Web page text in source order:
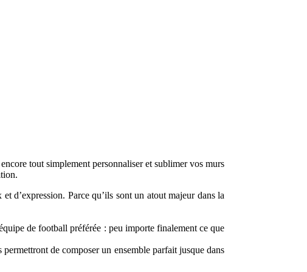
tout simplement personnaliser et sublimer vos murs
d’expression. Parce qu’ils sont un atout majeur dans la
de football préférée : peu importe finalement ce que
de composer un ensemble parfait jusque dans